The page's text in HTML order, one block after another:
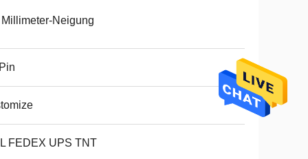
Neigung
FEDEX UPS TNT